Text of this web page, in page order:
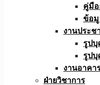
คู่มือ
ข้อมู
งานประช
รูปบุ
รูปบุ
งานอาคา
ฝ่ายวิชาการ